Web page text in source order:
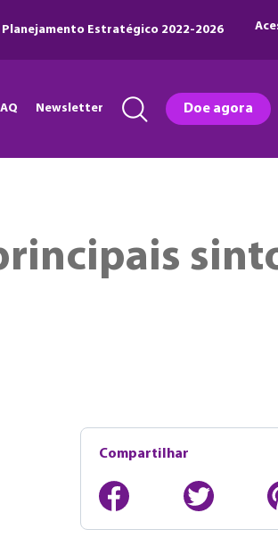
Planejamento Estratégico 2022-2026
Newsletter Doe agora
Compartilhar